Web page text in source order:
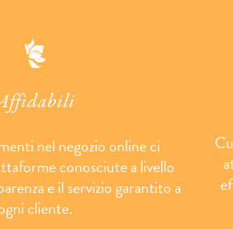
nel negozio online ci
conosciute a livello
e il servizio garantito a
cliente.